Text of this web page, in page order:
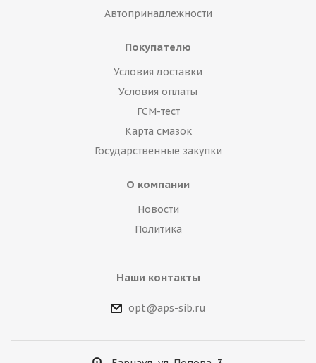
Автопринадлежности
Покупателю
Условия доставки
Условия оплаты
ГСМ-тест
Карта смазок
Государственные закупки
О компании
Новости
Политика
Наши контакты
opt@aps-sib.ru